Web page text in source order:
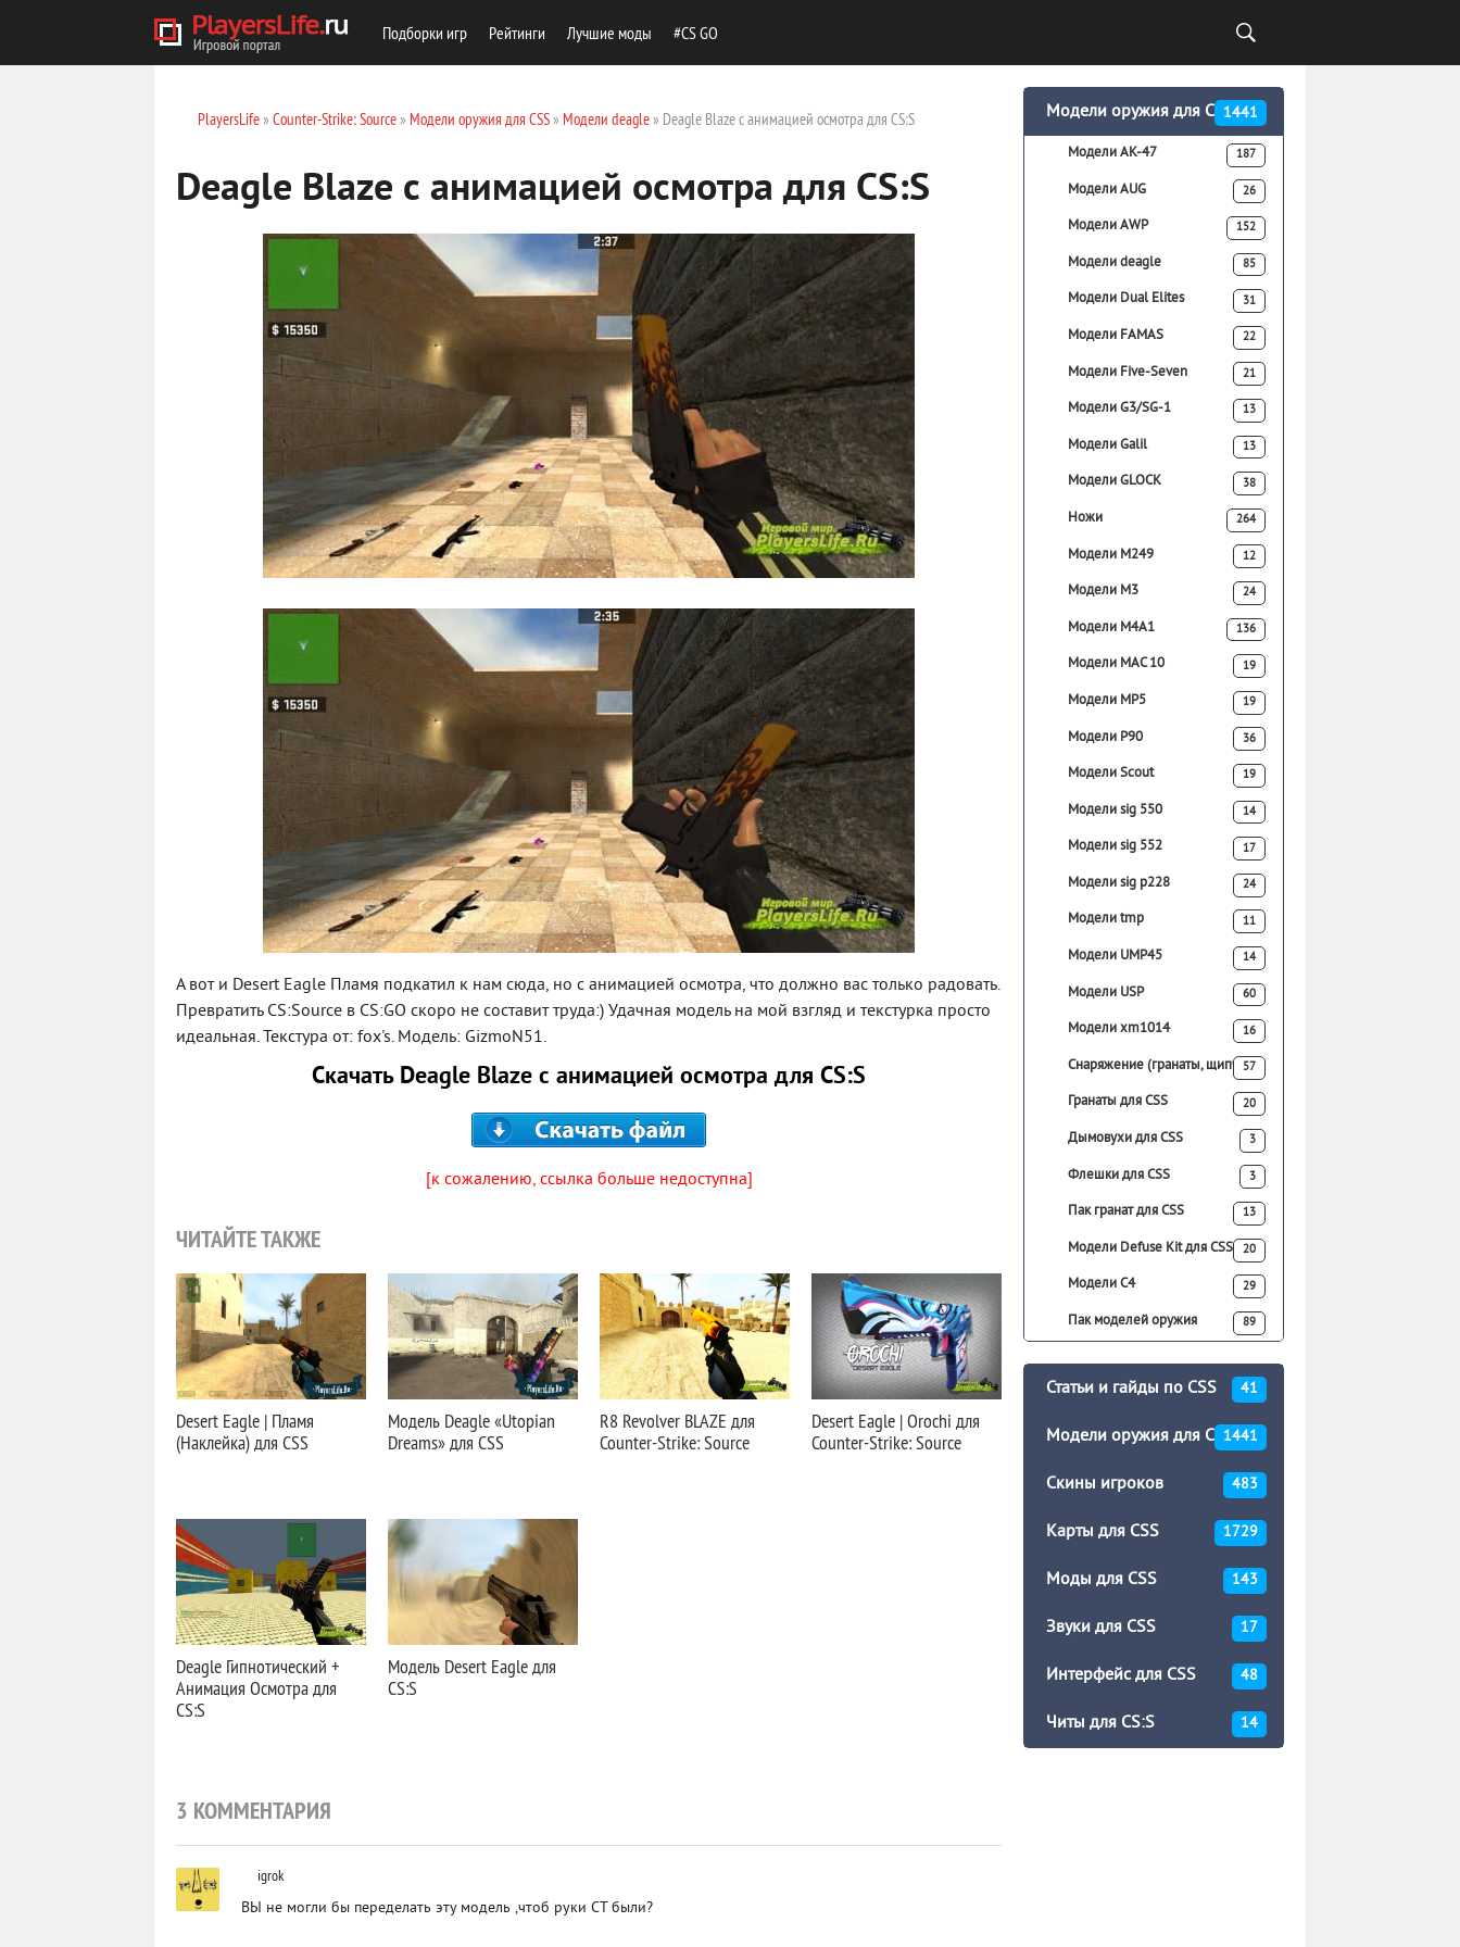
Подборки игр Рейтинги Лучшие моды #CS GO
PlayersLife» Counter-Strike: Source» Модели оружия для CSS» Модели deagle» Deagle Blaze с анимацией осмотра для CS:S
Deagle Blaze с анимацией осмотра для CS:S
А вот и Desert Eagle Пламя подкатил к нам сюда, но с анимацией осмотра, что должно вас только радовать.
Превратить CS:Source в CS:GO скоро не составит труда:) Удачная модель на мой взгляд и текстурка просто
идеальная. Текстура от: fox's. Модель: GizmoN51.
Скачать Deagle Blaze с анимацией осмотра для CS:S
[к сожалению, ссылка больше недоступна]
ЧИТАЙТЕ ТАКЖЕ
Desert Eagle | Пламя
(Наклейка) для CSS
Модель Deagle «Utopian
Dreams» для CSS
R8 Revolver BLAZE для
Counter-Strike: Source
Desert Eagle | Orochi для
Counter-Strike: Source
Deagle Гипнотический +
Анимация Осмотра для
CS:S
Модель Desert Eagle для
CS:S
3 КОММЕНТАРИЯ
igrok
ВЫ не могли бы переделать эту модель ,чтоб руки СТ были?
Модели оружия для CSS1441
Модели AK-47 187
Модели AUG 26
Модели AWP 152
Модели deagle 85
Модели Dual Elites 31
Модели FAMAS 22
Модели Five-Seven 21
Модели G3/SG-1 13
Модели Galil 13
Модели GLOCK 38
Ножи 264
Модели M249 12
Модели M3 24
Модели M4A1 136
Модели MAC 10 19
Модели MP5 19
Модели P90 36
Модели Scout 19
Модели sig 550 14
Модели sig 552 17
Модели sig p228 24
Модели tmp 11
Модели UMP45 14
Модели USP 60
Модели xm1014 16
Снаряжение (гранаты, щипчики)
57
Гранаты для CSS 20
Дымовухи для CSS 3
Флешки для CSS 3
Пак гранат для CSS 13
Модели Defuse Kit для CSS 20
Модели C4 29
Пак моделей оружия 89
Статьи и гайды по CSS 41
Модели оружия для CSS1441
Скины игроков 483
Карты для CSS 1729
Моды для CSS 143
Звуки для CSS 17
Интерфейс для CSS 48
Читы для CS:S 14